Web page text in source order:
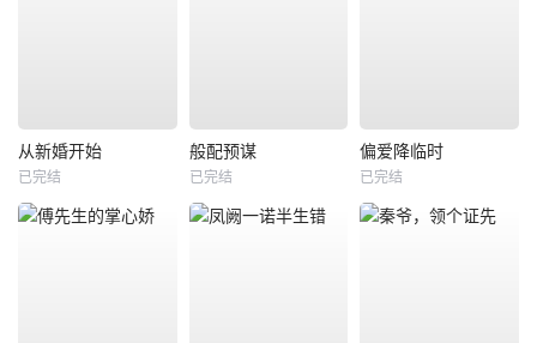
从新婚开始
已完结
般配预谋
已完结
偏爱降临时
已完结